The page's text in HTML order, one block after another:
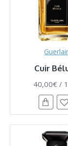
Cuir
40,00€ /